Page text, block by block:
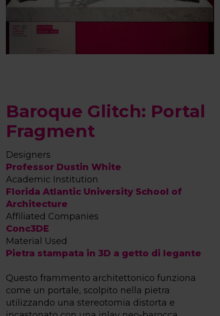
Baroque Glitch: Portal
Fragment
Designers
Professor Dustin White
Academic Institution
Florida Atlantic University School of
Architecture
Affiliated Companies
Conc3DE
Material Used
Pietra stampata in 3D a getto di legante
Questo frammento architettonico funziona
come un portale, scolpito nella pietra
utilizzando una stereotomia distorta e